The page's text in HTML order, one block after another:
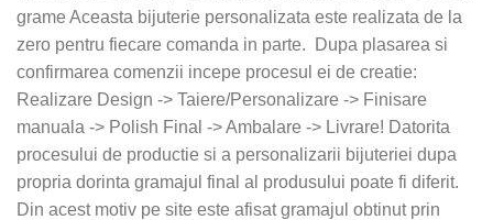
grame Aceasta bijuterie personalizata este realizata de la
zero pentru fiecare comanda in parte. Dupa plasarea si
confirmarea comenzii incepe procesul ei de creatie:
Realizare Design -> Taiere/Personalizare -> Finisare
manuala -> Polish Final -> Ambalare -> Livrare! Datorita
procesului de productie si a personalizarii bijuteriei dupa
propria dorinta gramajul final al produsului poate fi diferit.
Din acest motiv pe site este afisat gramajul obtinut prin